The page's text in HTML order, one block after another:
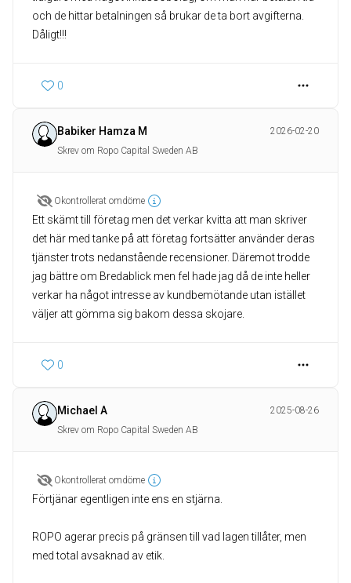
och de hittar betalningen så brukar de ta bort avgifterna.
Dåligt!!!
0
Babiker Hamza M
2026-02-20
Skrev om Ropo Capital Sweden AB
Okontrollerat omdöme
Ett skämt till företag men det verkar kvitta att man skriver
det här med tanke på att företag fortsätter använder deras
tjänster trots nedanstående recensioner. Däremot trodde
jag bättre om Bredablick men fel hade jag då de inte heller
verkar ha något intresse av kundbemötande utan istället
väljer att gömma sig bakom dessa skojare.
0
Michael A
2025-08-26
Skrev om Ropo Capital Sweden AB
Okontrollerat omdöme
Förtjänar egentligen inte ens en stjärna.
ROPO agerar precis på gränsen till vad lagen tillåter, men
med total avsaknad av etik.